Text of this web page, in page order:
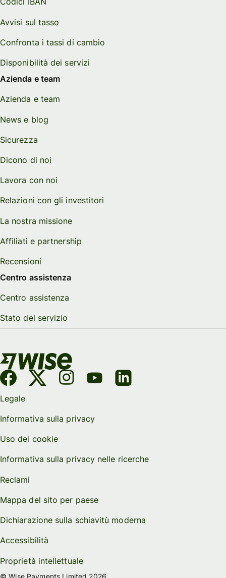
Avvisi sul tasso
Confronta i tassi di cambio
Disponibilità dei servizi
Azienda e team
Azienda e team
News e blog
Sicurezza
Dicono di noi
Lavora con noi
Relazioni con gli investitori
La nostra missione
Affiliati e partnership
Recensioni
Centro assistenza
Centro assistenza
Stato del servizio
Legale
Informativa sulla privacy
Uso dei cookie
Informativa sulla privacy nelle ricerche
Reclami
Mappa del sito per paese
Dichiarazione sulla schiavitù moderna
Accessibilità
Proprietà intellettuale
© Wise Payments Limited 2026